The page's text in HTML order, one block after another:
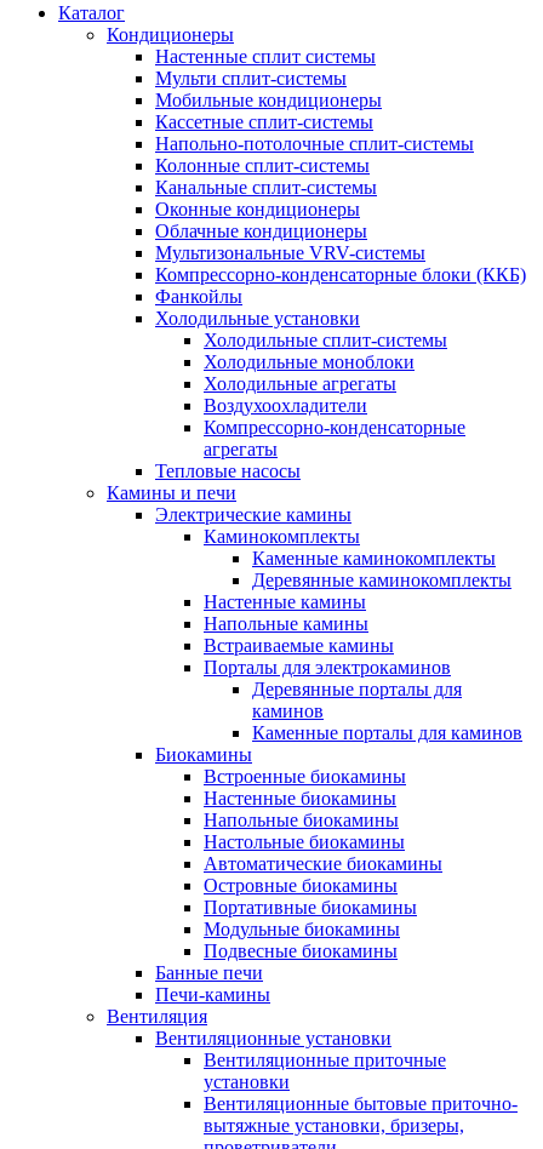
Каталог
Кондиционеры
Настенные сплит системы
Мульти сплит-системы
Мобильные кондиционеры
Кассетные сплит-системы
Напольно-потолочные сплит-системы
Колонные сплит-системы
Канальные сплит-системы
Оконные кондиционеры
Облачные кондиционеры
Мультизональные VRV-системы
Компрессорно-конденсаторные блоки (ККБ)
Фанкойлы
Холодильные установки
Холодильные сплит-системы
Холодильные моноблоки
Холодильные агрегаты
Воздухоохладители
Компрессорно-конденсаторные
агрегаты
Тепловые насосы
Камины и печи
Электрические камины
Каминокомплекты
Каменные каминокомплекты
Деревянные каминокомплекты
Настенные камины
Напольные камины
Встраиваемые камины
Порталы для электрокаминов
Деревянные порталы для
каминов
Каменные порталы для каминов
Биокамины
Встроенные биокамины
Настенные биокамины
Напольные биокамины
Настольные биокамины
Автоматические биокамины
Островные биокамины
Портативные биокамины
Модульные биокамины
Подвесные биокамины
Банные печи
Печи-камины
Вентиляция
Вентиляционные установки
Вентиляционные приточные
установки
Вентиляционные бытовые приточно-
вытяжные установки, бризеры,